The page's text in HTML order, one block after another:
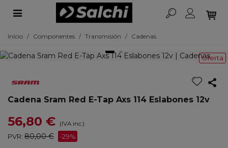
Inicio / Componentes / Transmisión / Cadenas
Oferta
Cadena Sram Red E-Tap Axs 114 Eslabones 12v
56,80 € (IVA inc.)
PVR: 80,00 € -29%